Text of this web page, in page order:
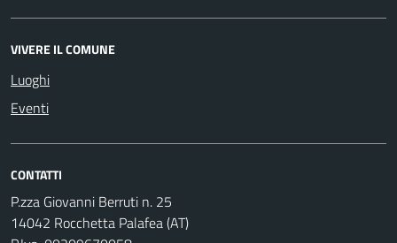
VIVERE IL COMUNE
Luoghi
Eventi
CONTATTI
P.zza Giovanni Berruti n. 25
14042 Rocchetta Palafea (AT)